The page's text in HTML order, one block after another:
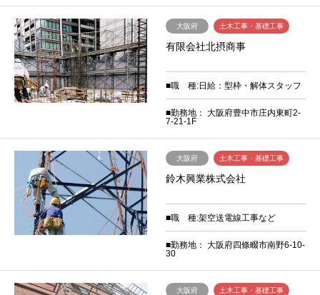
大阪府 土木工事・基礎工事
有限会社北摂商事
■職 種:日給：型枠・解体スタッフ
■勤務地： 大阪府豊中市庄内東町2-
7-21-1F
大阪府 土木工事・基礎工事
鈴木興業株式会社
■職 種:架空送電線工事など
■勤務地： 大阪府四條畷市南野6-10-
30
大阪府 土木工事・基礎工事